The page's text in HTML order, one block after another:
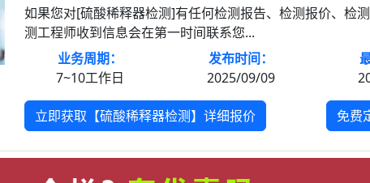
如果您对[硫酸稀释器检测]有任何检测报告、检测报价、检
测工程师收到信息会在第一时间联系您...
业务周期：
7~10工作日
发布时间：
2025/09/09
立即获取【硫酸稀释器检测】详细报价 免费